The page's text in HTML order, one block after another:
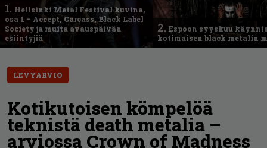
1. Hellsinki Metal Festival kuvina,
osa 1 – Accept, Carcass, Black Label
Society ja muita avauspäivän
esiintyjiä
2. Espoon syyskuu
kotimaisen black metalin
LEVYARVIO
Kotikutoisen kömpelöä
teknistä death metalia –
arviossa Crown of Madness